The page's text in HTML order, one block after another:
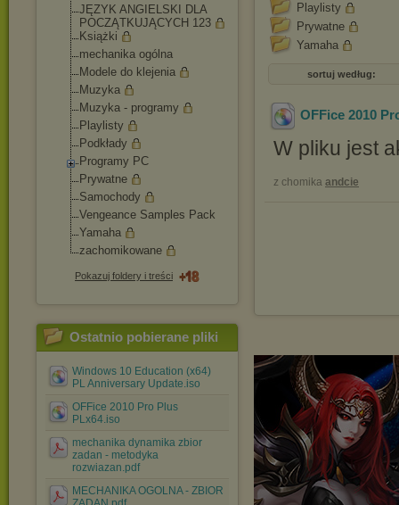
JĘZYK ANGIELSKI DLA
POCZĄTKUJĄCYCH 123
Książki
mechanika ogólna
Modele do klejenia
Muzyka
Muzyka - programy
Playlisty
Podkłady
Programy PC
Prywatne
Samochody
Vengeance Samples Pack
Yamaha
zachomikowane
Pokazuj foldery i treści
Ostatnio pobierane pliki
Windows 10 Education (x64)
PL Anniversary Update.iso
OFFice 2010 Pro Plus
PLx64.iso
mechanika dynamika zbior
zadan - metodyka
rozwiazan.pdf
MECHANIKA OGOLNA - ZBIOR
Playlisty
Prywatne
Yamaha
sortuj według:
OFFice 2010
W pliku jest
z chomika andcie